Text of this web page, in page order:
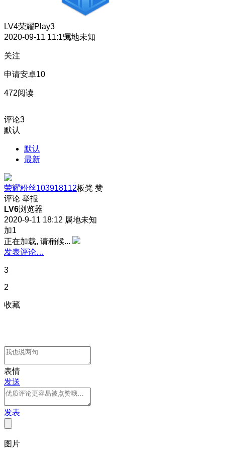
LV4荣耀Play3
2020-09-11 11:15属地未知
关注
申请安卓10
472阅读
评论3
默认
默认
最新
荣耀粉丝103918112板凳 赞
评论 举报
LV6浏览器
2020-9-11 18:12 属地未知
加1
正在加载, 请稍候...
发表评论…
3
2
收藏
表情
发送
发表
图片